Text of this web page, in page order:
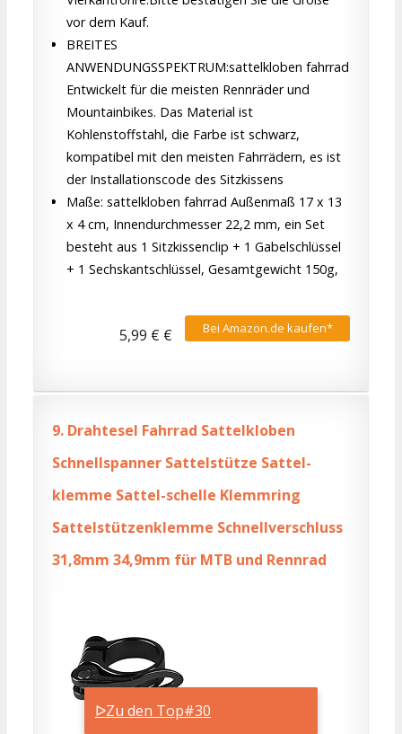
ᐅZu den Top#30
vor dem Kauf.
BREITES
ANWENDUNGSSPEKTRUM:sattelkloben fahrrad
Entwickelt für die meisten Rennräder und
Mountainbikes. Das Material ist
Kohlenstoffstahl, die Farbe ist schwarz,
kompatibel mit den meisten Fahrrädern, es ist
der Installationscode des Sitzkissens
Maße: sattelkloben fahrrad Außenmaß 17 x 13
x 4 cm, Innendurchmesser 22,2 mm, ein Set
besteht aus 1 Sitzkissenclip + 1 Gabelschlüssel
+ 1 Sechskantschlüssel, Gesamtgewicht 150g,
Bei Amazon.de kaufen*
5,99 € €
9. Drahtesel Fahrrad Sattelkloben
Schnellspanner Sattelstütze Sattel-
klemme Sattel-schelle Klemmring
Sattelstützenklemme Schnellverschluss
31,8mm 34,9mm für MTB und Rennrad